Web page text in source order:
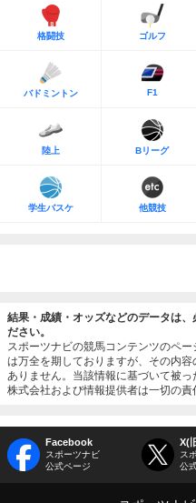
格闘技 ゴルフ
バドミントン F1
陸上 Bリーグ
学生バスケ 他競技
結果・成績・オッズなどのデータは、
ださい。
スポーツナビの競馬コンテンツのペ
は万全を期しておりますが、その内
ありません。当該情報に基づいて被
株式会社および情報提供者は一切の責
Facebook
スポーツナビ
公式ページ
X(
ス
公